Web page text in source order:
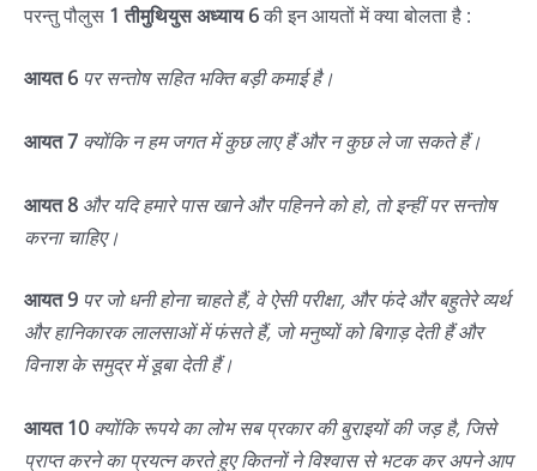
परन्तु पौलुस 1 तीमुथियुस अध्याय 6की इन आयतों में क्या बोलता है :
आयत 6 पर सन्तोष सहित भक्ति बड़ी कमाई है।
आयत 7 क्योंकि न हम जगत में कुछ लाए हैं और न कुछ ले जा सकते हैं।
आयत 8 और यदि हमारे पास खाने और पहिनने को हो, तो इन्हीं पर सन्तोष
करना चाहिए।
आयत 9 पर जो धनी होना चाहते हैं, वे ऐसी परीक्षा, और फंदे और बहुतेरे व्यर्थ
और हानिकारक लालसाओं में फंसते हैं, जो मनुष्यों को बिगाड़ देती हैं और
विनाश के समुद्र में डूबा देती हैं।
आयत 10 क्योंकि रूपये का लोभ सब प्रकार की बुराइयों की जड़ है, जिसे
प्राप्त करने का प्रयत्न करते हुए कितनों ने विश्वास से भटक कर अपने आप